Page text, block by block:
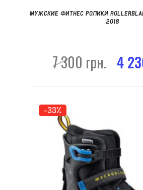
МУЖСКИЕ ФИТНЕС РОЛИКИ
2018
7 300 грн. 4
-33%